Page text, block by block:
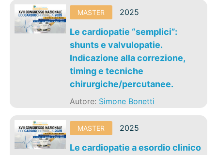
MASTER 2025
Le cardiopatie “semplici”:
shunts e valvulopatie.
Indicazione alla correzione,
timing e tecniche
chirurgiche/percutanee.
Autore: Simone Bonetti
MASTER 2025
Le cardiopatie a esordio clinico